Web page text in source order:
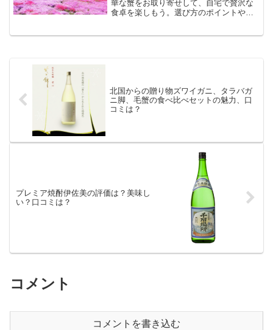
華な蟹をお取り寄せして、自宅で贅沢な
食卓を楽しもう。選び方のポイントや口
北国からの贈り物ズワイガニ、タラバガ
ニ脚、毛蟹の食べ比べセットの魅力、口
コミは？
プレミア焼酎伊佐美の評価は？美味し
い？口コミは？
コメント
コメントを書き込む